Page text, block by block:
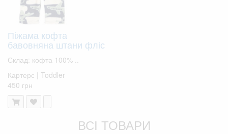
Піжама кофта
бавовняна штани фліс
Склад: кофта 100% ..
Картерс | Toddler
450 грн
ВСІ ТОВАРИ